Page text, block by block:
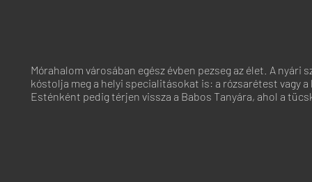
Mórahalom városában egész évben pezseg az élet. A
kóstolja meg a helyi specialitásokat is: a rózsarétest vagy
Esténként pedig térjen vissza a Babos Tanyára, ahol a